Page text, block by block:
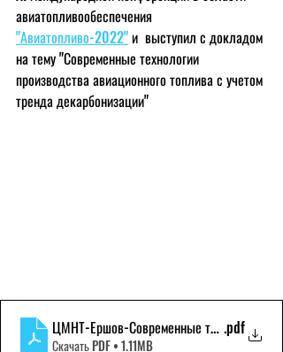
авиатопливообеспечения
"Авиатопливо-2022" и  выступил с докладом
на тему "Современные технологии
производства авиационного топлива с учетом
тренда декарбонизации"
ЦМНТ-Ершов-Современные технологии
.pdf
Скачать PDF • 1.11MB